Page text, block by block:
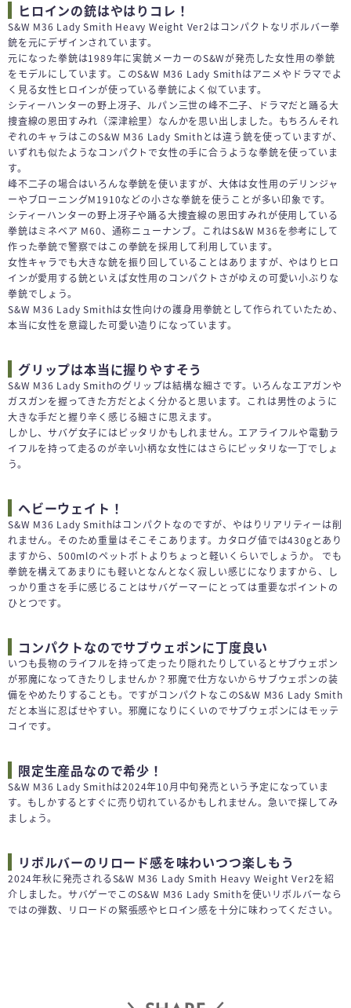
ヒロインの銃はやはりコレ！
S&W M36 Lady Smith Heavy Weight Ver2はコンパクトなリボルバー拳
銃を元にデザインされています。
元になった拳銃は1989年に実銃メーカーのS&Wが発売した女性用の拳銃
をモデルにしています。このS&W M36 Lady Smithはアニメやドラマでよ
く見る女性ヒロインが使っている拳銃によく似ています。
シティーハンターの野上冴子、ルパン三世の峰不二子、ドラマだと踊る大
捜査線の恩田すみれ（深津絵里）なんかを思い出しました。もちろんそれ
ぞれのキャラはこのS&W M36 Lady Smithとは違う銃を使っていますが、
いずれも似たようなコンパクトで女性の手に合うような拳銃を使っていま
す。
峰不二子の場合はいろんな拳銃を使いますが、大体は女性用のデリンジャ
ーやブローニングM1910などの小さな拳銃を使うことが多い印象です。
シティーハンターの野上冴子や踊る大捜査線の恩田すみれが使用している
拳銃はミネベア M60、通称ニューナンブ。これはS&W M36を参考にして
作った拳銃で警察ではこの拳銃を採用して利用しています。
女性キャラでも大きな銃を振り回していることはありますが、やはりヒロ
インが愛用する銃といえば女性用のコンパクトさがゆえの可愛い小ぶりな
拳銃でしょう。
S&W M36 Lady Smithは女性向けの護身用拳銃として作られていたため、
本当に女性を意識した可愛い造りになっています。
グリップは本当に握りやすそう
S&W M36 Lady Smithのグリップは結構な細さです。いろんなエアガンや
ガスガンを握ってきた方だとよく分かると思います。これは男性のように
大きな手だと握り辛く感じる細さに思えます。
しかし、サバゲ女子にはピッタリかもしれません。エアライフルや電動ラ
イフルを持って走るのが辛い小柄な女性にはさらにピッタリな一丁でしょ
う。
ヘビーウェイト！
S&W M36 Lady Smithはコンパクトなのですが、やはりリアリティーは削
れません。そのため重量はそこそこあります。カタログ値では430gとあり
ますから、500mlのペットボトよりちょっと軽いくらいでしょうか。 でも
拳銃を構えてあまりにも軽いとなんとなく寂しい感じになりますから、し
っかり重さを手に感じることはサバゲーマーにとっては重要なポイントの
ひとつです。
コンパクトなのでサブウェポンに丁度良い
いつも長物のライフルを持って走ったり隠れたりしているとサブウェポン
が邪魔になってきたりしませんか？邪魔で仕方ないからサブウェポンの装
備をやめたりすることも。ですがコンパクトなこのS&W M36 Lady Smith
だと本当に忍ばせやすい。邪魔になりにくいのでサブウェポンにはモッテ
コイです。
限定生産品なので希少！
S&W M36 Lady Smithは2024年10月中旬発売という予定になっていま
す。もしかするとすぐに売り切れているかもしれません。急いで探してみ
ましょう。
リボルバーのリロード感を味わいつつ楽しもう
2024年秋に発売されるS&W M36 Lady Smith Heavy Weight Ver2を紹
介しました。サバゲーでこのS&W M36 Lady Smithを使いリボルバーなら
ではの弾数、リロードの緊張感やヒロイン感を十分に味わってください。